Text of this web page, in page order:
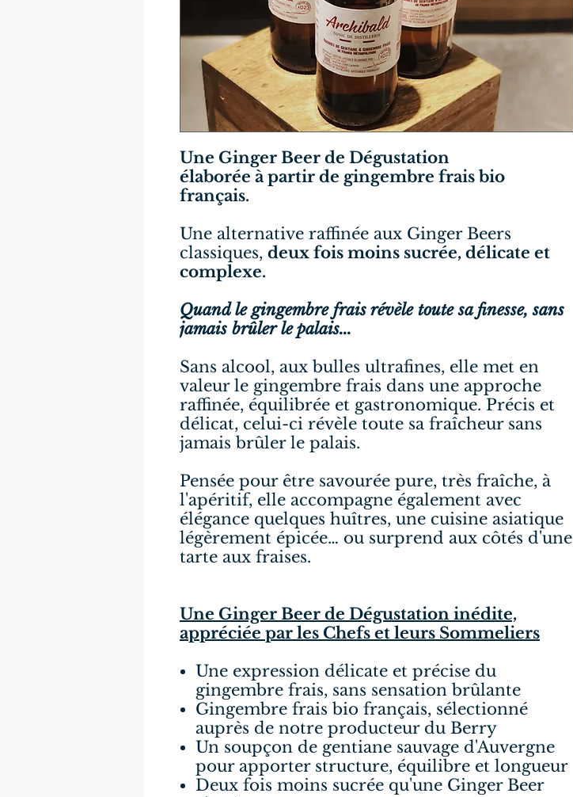
Une Ginger Beer de Dégustation
élaborée à partir de gingembre frais bio
français.
Une alternative raffinée aux Ginger Beers
classiques, deux fois moins sucrée, délicate et
complexe.
Quand le gingembre frais révèle toute sa finesse, sans
jamais brûler le palais...
Sans alcool, aux bulles ultrafines, elle met en
valeur le gingembre frais dans une approche
raffinée, équilibrée et gastronomique. Précis et
délicat, celui-ci révèle toute sa fraîcheur sans
jamais brûler le palais.
Pensée pour être savourée pure, très fraîche, à
l'apéritif, elle accompagne également avec
élégance quelques huîtres, une cuisine asiatique
légèrement épicée… ou surprend aux côtés d'une
tarte aux fraises.
Une Ginger Beer de Dégustation inédite,
appréciée par les Chefs et leurs Sommeliers
Une expression délicate et précise du
gingembre frais, sans sensation brûlante
Gingembre frais bio français, sélectionné
auprès de notre producteur du Berry
Un soupçon de gentiane sauvage d'Auvergne
pour apporter structure, équilibre et longueur
Deux fois moins sucrée qu'une Ginger Beer